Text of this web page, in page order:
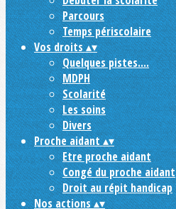
Parcours
Temps périscolaire
Vos droits▴▾
Quelques pistes....
MDPH
Scolarité
Les soins
Divers
Proche aidant▴▾
Etre proche aidant
Congé du proche aidant
Droit au répit handicap
Nos actions▴▾